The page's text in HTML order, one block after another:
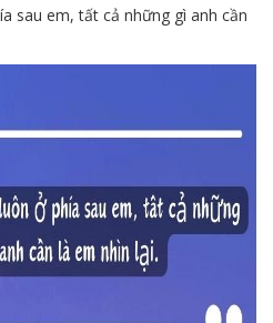
sau em, tất cả những gì anh cần